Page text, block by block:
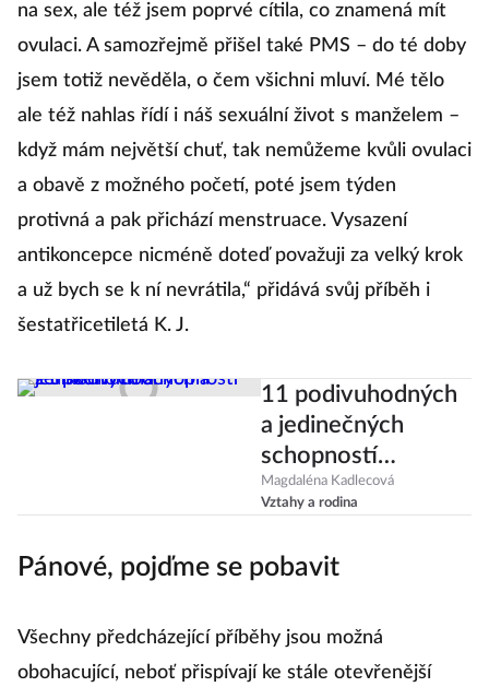
na sex, ale též jsem poprvé cítila, co znamená mít
ovulaci. A samozřejmě přišel také PMS – do té doby
jsem totiž nevěděla, o čem všichni mluví. Mé tělo
ale též nahlas řídí i náš sexuální život s manželem –
když mám největší chuť, tak nemůžeme kvůli ovulaci
a obavě z možného početí, poté jsem týden
protivná a pak přichází menstruace. Vysazení
antikoncepce nicméně doteď považuji za velký krok
a už bych se k ní nevrátila,“ přidává svůj příběh i
šestatřicetiletá K. J.
11 podivuhodných
a jedinečných
schopností
ženského těla
Magdaléna Kadlecová
Vztahy a rodina
Pánové, pojďme se pobavit
Všechny předcházející příběhy jsou možná
obohacující, neboť přispívají ke stále otevřenější